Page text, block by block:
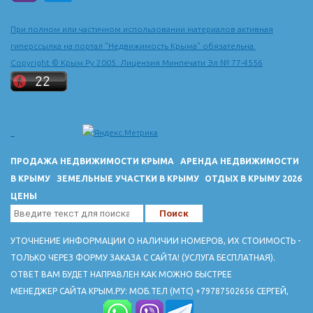
При полном или частичном использовании материалов активная
гиперссылка на портал "Недвижимость Крыма" обязательна.
Copyright © Крым.Ру 2005. Лицензия Минпечати Эл № 77-4556
ПРОДАЖА НЕДВИЖИМОСТИ КРЫМА
АРЕНДА НЕДВИЖИМОСТИ
В КРЫМУ
ЗЕМЕЛЬНЫЕ УЧАСТКИ В КРЫМУ
ОТДЫХ В КРЫМУ 2026
ЦЕНЫ
УТОЧНЕНИЕ ИНФОРМАЦИИ О НАЛИЧИИ НОМЕРОВ, ИХ СТОИМОСТЬ -
ТОЛЬКО ЧЕРЕЗ ФОРМУ ЗАКАЗА С САЙТА! (УСЛУГА БЕСПЛАТНАЯ).
ОТВЕТ ВАМ БУДЕТ НАПРАВЛЕН КАК МОЖНО БЫСТРЕЕ
МЕНЕДЖЕР САЙТА КРЫМ.РУ: МОБ.ТЕЛ (МТС) +79787502656 СЕРГЕЙ,